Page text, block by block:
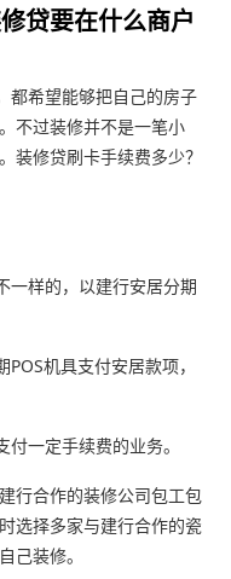
贷要在什么商户
希望能够把自己的房子
不过装修并不是一笔小
装修贷刷卡手续费多少？
样的，以建行安居分期
机具支付安居款项，
一定手续费的业务。
行合作的装修公司包工包
选择多家与建行合作的瓷
己装修。